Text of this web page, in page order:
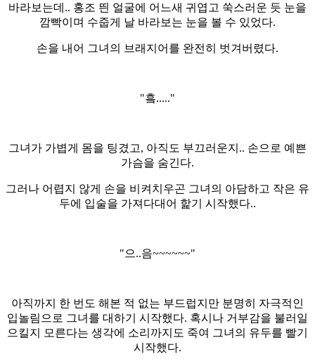
바라보는데.. 홍조 띈 얼굴에 어느새 귀엽고 쑥스러운 듯 눈을
깜빡이며 수줍게 날 바라보는 눈을 볼 수 있었다.
손을 내어 그녀의 브래지어를 완전히 벗겨버렸다.
"흨....."
그녀가 가볍게 몸을 팅겼고, 아직도 부끄러운지.. 손으로 예쁜
가슴을 숨긴다.
그러나 어렵지 않게 손을 비켜치우곤 그녀의 아담하고 작은 유
두에 입술을 가져다대어 핥기 시작했다..
"으..음~~~~~~"
아직까지 한 번도 해본 적 없는 부드럽지만 분명히 자극적인
입놀림으로 그녀를 대하기 시작했다. 혹시나 거부감을 불러일
으킬지 모른다는 생각에 소리까지도 죽여 그녀의 유두를 빨기
시작했다.